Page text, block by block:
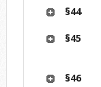
§44
§45
§46